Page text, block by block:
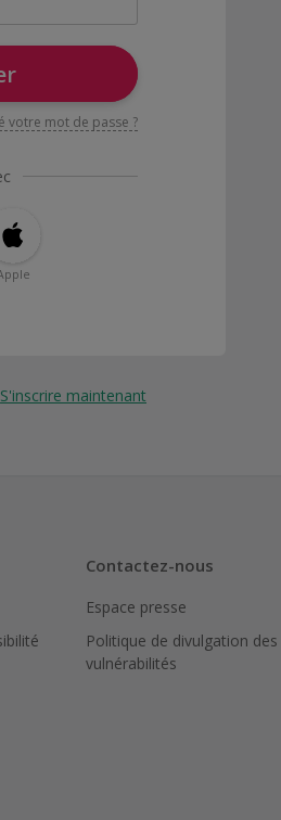
votre mot de passe ?
S'inscrire maintenant
Contactez-nous
Espace presse
Politique de divulgation des
vulnérabilités